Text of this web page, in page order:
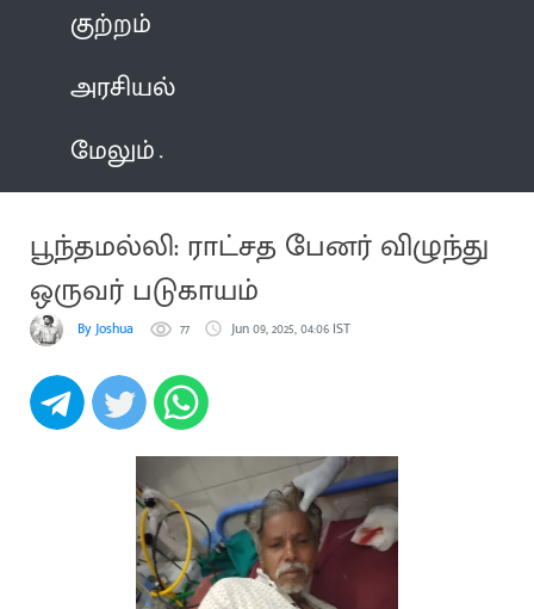
குற்றம்
அரசியல்
மேலும்
பூந்தமல்லி: ராட்சத பேனர் விழுந்து
ஒருவர் படுகாயம்
By Joshua 77 Jun 09, 2025, 04:06 IST